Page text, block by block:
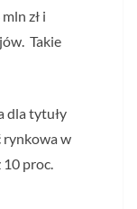
zł i
Takie
dla tytuły
rynkowa w
10 proc.